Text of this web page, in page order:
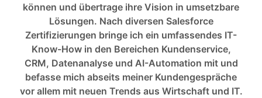
können und übertrage ihre Vision in umsetzbare
Lösungen. Nach diversen Salesforce
Zertifizierungen bringe ich ein umfassendes IT-
Know-How in den Bereichen Kundenservice,
CRM, Datenanalyse und AI-Automation mit und
befasse mich abseits meiner Kundengespräche
vor allem mit neuen Trends aus Wirtschaft und IT.